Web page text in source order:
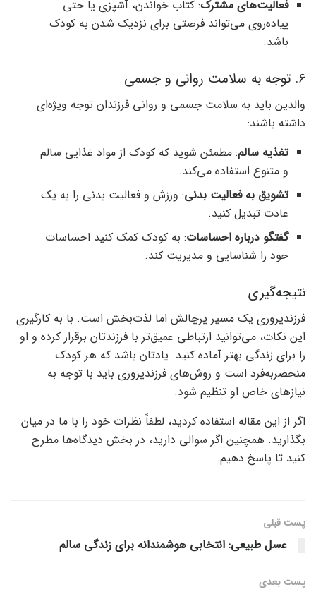
فعالیت‌های مشترک: کتاب خواندن، آشپزی یا حتی
پیاده‌روی می‌تواند فرصتی برای نزدیک شدن به کودک
باشد.
6. توجه به سلامت روانی و جسمی
والدین باید به سلامت جسمی و روانی فرزندان توجه ویژه‌ای
داشته باشند:
تغذیه سالم: مطمئن شوید که کودک از مواد غذایی سالم
و متنوع استفاده می‌کند.
تشویق به فعالیت بدنی: ورزش و فعالیت بدنی را به یک
عادت تبدیل کنید.
گفتگو درباره احساسات: به کودک کمک کنید احساسات
خود را شناسایی و مدیریت کند.
نتیجه‌گیری
فرزندپروری یک مسیر پرچالش اما لذت‌بخش است. با به کارگیری
این نکات، می‌توانید ارتباطی عمیق‌تر با فرزندتان برقرار کرده و او
را برای زندگی بهتر آماده کنید. یادتان باشد که هر کودک
منحصربه‌فرد است و روش‌های فرزندپروری باید با توجه به
نیازهای خاص او تنظیم شود.
اگر از این مقاله استفاده کردید، لطفاً نظرات خود را با ما در میان
بگذارید. همچنین اگر سوالی دارید، در بخش دیدگاه‌ها مطرح
کنید تا پاسخ دهیم.
پست قبلی
عسل طبیعی: انتخابی هوشمندانه برای زندگی سالم
پست‌ بعدی